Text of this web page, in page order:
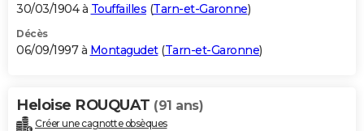
30/03/1904 à Touffailles (Tarn-et-Garonne)
Décès
06/09/1997 à Montagudet(Tarn-et-Garonne)
Heloise ROUQUAT (91 ans)
Créer une cagnotte obsèques